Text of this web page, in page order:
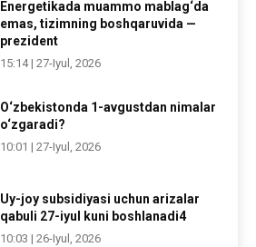
Energetikada muammo mablag‘da
emas, tizimning boshqaruvida —
prezident
15:14 | 27-Iyul, 2026
O‘zbekistonda 1-avgustdan nimalar
o‘zgaradi?
10:01 | 27-Iyul, 2026
Uy-joy subsidiyasi uchun arizalar
qabuli 27-iyul kuni boshlanadi4
10:03 | 26-Iyul, 2026